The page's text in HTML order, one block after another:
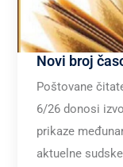
Novi broj
Poštovane
6/26 donosi
prikaze
aktuelne